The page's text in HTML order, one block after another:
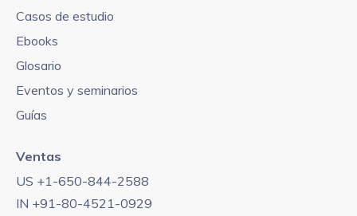
Casos de estudio
Ebooks
Glosario
Eventos y seminarios
Guías
Ventas
US +1-650-844-2588
IN +91-80-4521-0929